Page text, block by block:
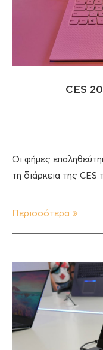
CES
Οι φήμες
τη διάρκεια της CES
Περισσότερα